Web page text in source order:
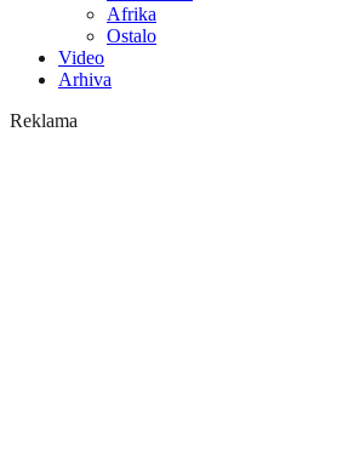
Afrika
Ostalo
Video
Arhiva
Reklama